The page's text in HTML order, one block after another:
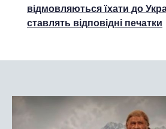
відмовляються їхати до
ставлять відповідні печатки